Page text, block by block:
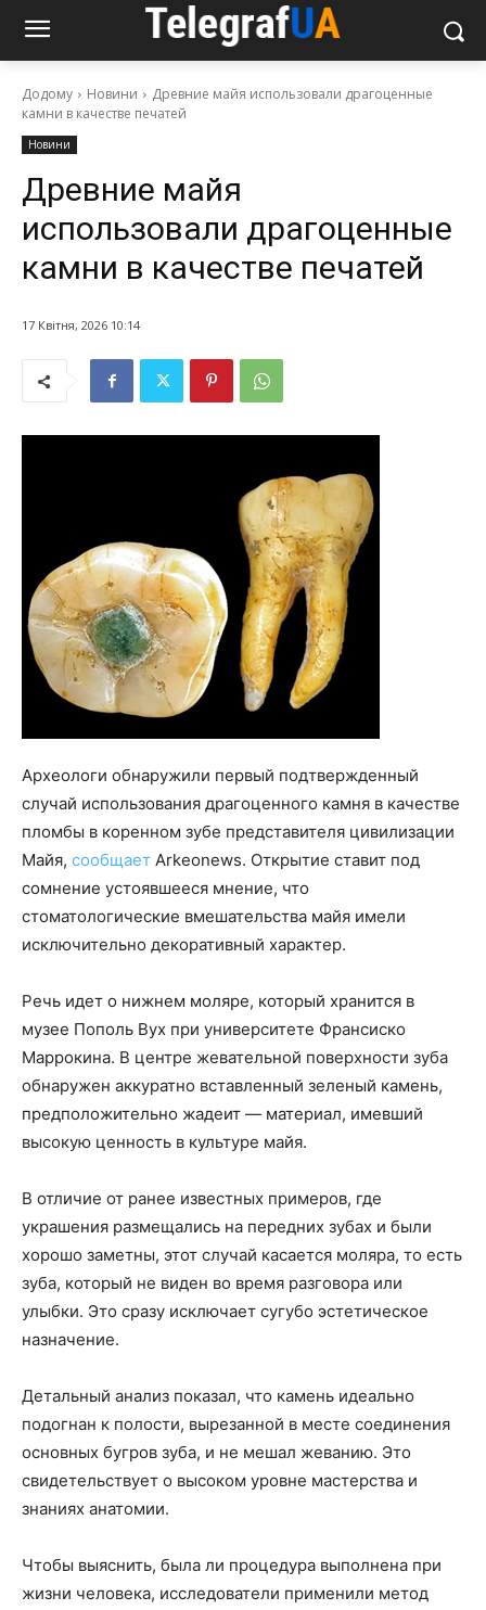
Додому Новини
Древние майя использовали драгоценные
камни в качестве печатей
Новини
Древние майя
использовали драгоценные
камни в качестве печатей
17 Квітня, 2026 10:14
Археологи обнаружили первый подтвержденный
случай использования драгоценного камня в качестве
пломбы в коренном зубе представителя цивилизации
Майя, сообщает Arkeonews. Открытие ставит под
сомнение устоявшееся мнение, что
стоматологические вмешательства майя имели
исключительно декоративный характер.
Речь идет о нижнем моляре, который хранится в
музее Пополь Вух при университете Франсиско
Маррокина. В центре жевательной поверхности зуба
обнаружен аккуратно вставленный зеленый камень,
предположительно жадеит — материал, имевший
высокую ценность в культуре майя.
В отличие от ранее известных примеров, где
украшения размещались на передних зубах и были
хорошо заметны, этот случай касается моляра, то есть
зуба, который не виден во время разговора или
улыбки. Это сразу исключает сугубо эстетическое
назначение.
Детальный анализ показал, что камень идеально
подогнан к полости, вырезанной в месте соединения
основных бугров зуба, и не мешал жеванию. Это
свидетельствует о высоком уровне мастерства и
знаниях анатомии.
Чтобы выяснить, была ли процедура выполнена при
жизни человека, исследователи применили метод